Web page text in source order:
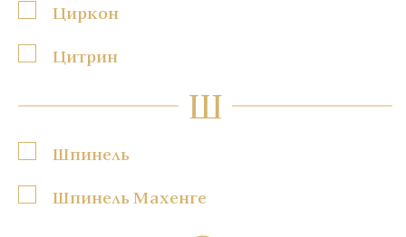
Циркон
Цитрин
Ш
Шпинель
Шпинель Махенге